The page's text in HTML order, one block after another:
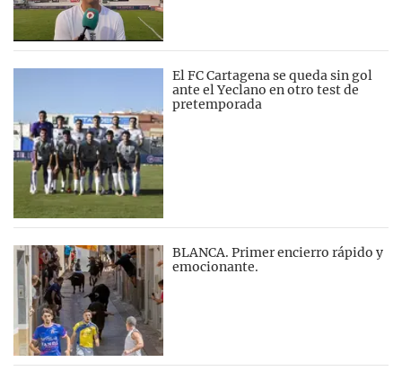
El FC Cartagena se queda sin gol
ante el Yeclano en otro test de
pretemporada
BLANCA. Primer encierro rápido y
emocionante.